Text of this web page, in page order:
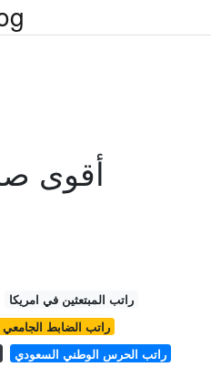
أقوى
راتب المبتعثين في امريكا
راتب الضابط
راتب الحرس الوطني السعودي